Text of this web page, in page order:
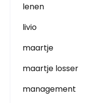
lenen
livio
maartje
maartje losser
management